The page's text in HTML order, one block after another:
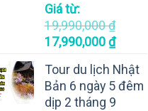
Giá từ:
19,990,000₫
17,990,000₫
Tour du lịch Nhật
Bản 6 ngày 5 đêm
dịp 2 tháng 9